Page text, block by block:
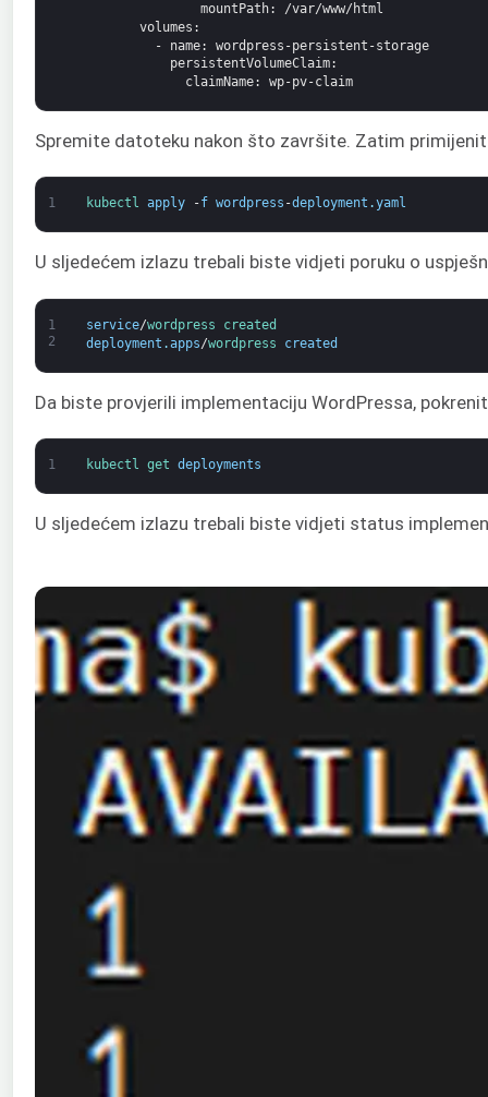
mountPath: /var/www/html
volumes :
-
name: wordpress-persistent-storage
persistentVolumeClaim:
claimName: wp-pv-claim
Spremite datoteku nakon što završite. Zatim
1 kubectl apply -f wordpress -deployment .yaml
U sljedećem izlazu trebali biste vidjeti poruku o
1
2
service/wordpress
created
deployment .apps/wordpress created
Da biste provjerili implementaciju WordPressa,
1 kubectl get deployments
U sljedećem izlazu trebali biste vidjeti status